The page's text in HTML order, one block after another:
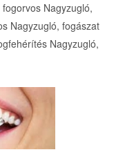
Nagyzugló,
Nagyzugló, fogászat
Nagyzugló,